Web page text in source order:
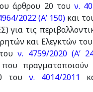
άρθρου 20 τουν.
2022 (Α’ 150)και
τις
και Ελεγκτών
τουν. 4759/2020 (Α’
πραγματοποιούν
του ν. 4014/2011